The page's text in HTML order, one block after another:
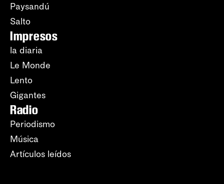
Paysandú
Salto
Impresos
la diaria
Le Monde
Lento
Gigantes
Radio
Periodismo
Música
Artículos leídos